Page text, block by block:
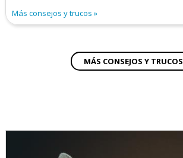
Más consejos y trucos
MÁS CONSEJOS Y TRUCOS